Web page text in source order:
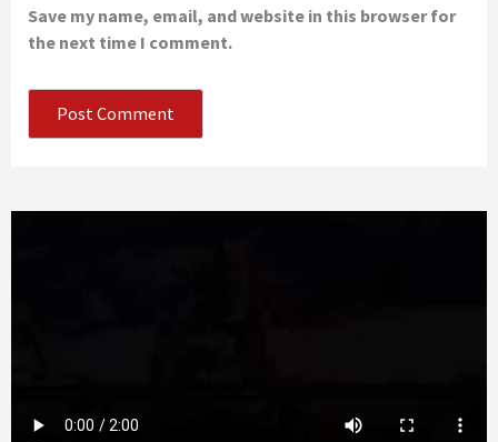
Save my name, email, and website in this browser for
the next time I comment.